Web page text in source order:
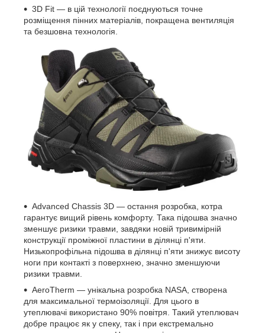
3D Fit — в цій технології поєднуються точне
розміщення пінних матеріалів, покращена вентиляція
та безшовна технологія.
Advanced Chassis 3D — остання розробка, котра
гарантує вищий рівень комфорту. Така підошва значно
зменшує ризики травми, завдяки новій тривимірній
конструкції проміжної пластини в ділянці п'яти.
Низькопрофільна підошва в ділянці п'яти знижує висоту
ноги при контакті з поверхнею, значно зменшуючи
ризики травми.
AeroTherm — унікальна розробка NASA, створена
для максимальної термоізоляції. Для цього в
утеплювачі використано 90% повітря. Такий утеплювач
добре працює як у спеку, так і при екстремально